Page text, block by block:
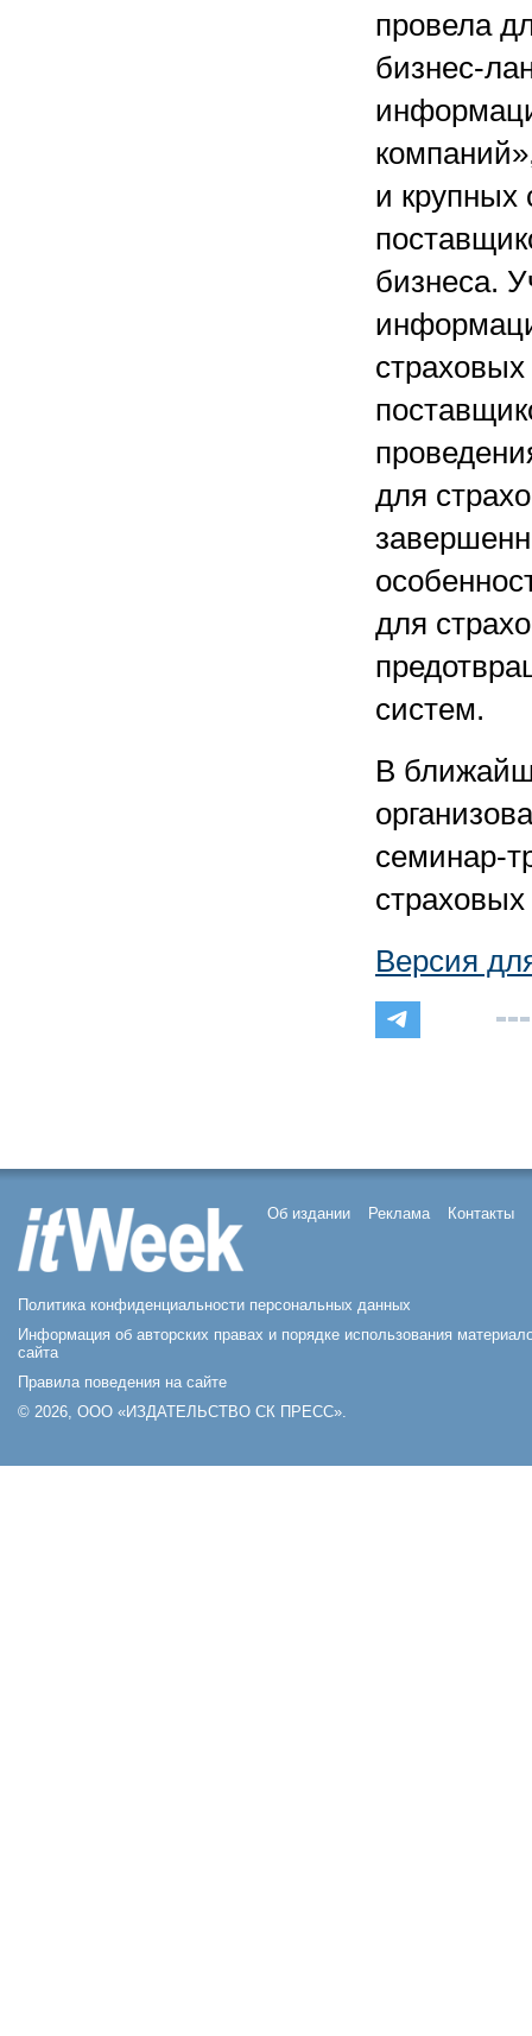
провела
бизнес-
и крупных
бизнеса.
для
для
систем.
В
семинар-
Версия
Об издании Реклама Контакты
Политика конфиденциальности персональных данных
Информация об авторских правах и порядке использования
сайта
Правила поведения на сайте
© 2026, ООО «ИЗДАТЕЛЬСТВО СК ПРЕСС».